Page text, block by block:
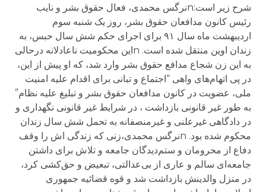
شرح زیر است:nنرگس محمدی، فعال حقوق بشر و نایب
رئیس کانون مدافعان حقوق بشر، روز یک شنبه سوم
اردیبهشت ماه سال ۹۱ برای اجرای حکم شش سال حبس، به
زندان اوین منتقل شده است. nاین محکومیت ناعادلانه درحالی
به این زن شجاع مدافع حقوق بشر وارد شد، که او پیش از این،
در پی اتهام‌های واهی “اجتماع و تبانی برای اقدام علیه امنیت
ملی، عضویت در کانون مدافعان حقوق بشر و تبلیغ علیه نظام”
به طور غیر قانونی بازداشت ، در شرایط غیر قانونی نگهداری و
در دادگاهی غیرعلنی و غیرمنصفانه به تحمل شش سال زندان
محکوم شده بود. nنرگس محمدی،زنی که زندگی اش را وقف
دفاع از محرومان و ستم‌دیدگان جامعه و تلاش برای داشتن
جامعه‌ای سالم و عاری از بی‌عدالتی، تبعیض و حق‌کشی کرد،
در منزل والدینش بازداشت شد و قوه قضائیه جمهوری